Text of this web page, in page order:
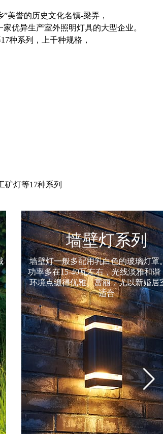
美誉的历史文化名镇-梁弄，
优异生产室外照明灯具的大型企业。
种系列，上千种规格，
灯等17种系列
投光灯系列
主要用于大面积作业场矿、建筑物轮
育场、立交桥、纪念碑、公园和花